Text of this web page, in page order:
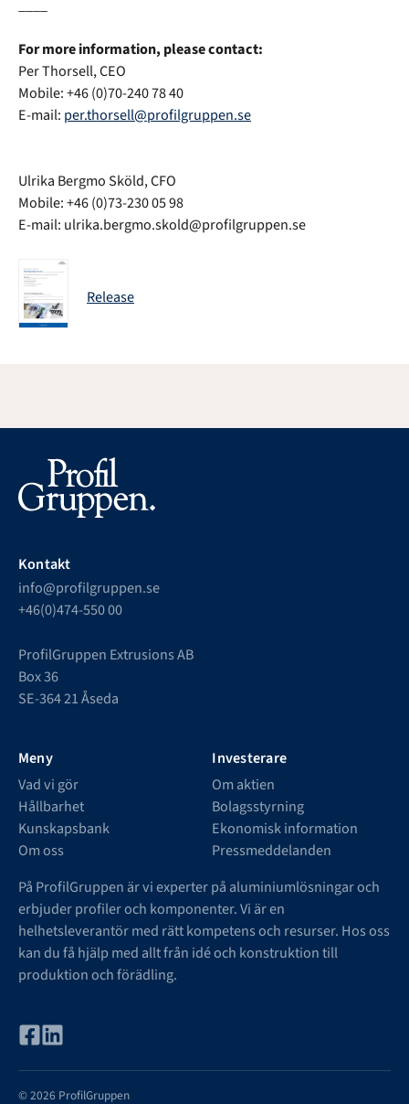
For more information, please contact:
Per Thorsell, CEO
Mobile: +46 (0)70-240 78 40
E-mail: per.thorsell@profilgruppen.se
Ulrika Bergmo Sköld, CFO
Mobile: +46 (0)73-230 05 98
E-mail: ulrika.bergmo.skold@profilgruppen.se
Release
Kontakt
info@profilgruppen.se
+46(0)474-550 00
ProfilGruppen Extrusions AB
Box 36
SE-364 21 Åseda
Meny
Vad vi gör
Hållbarhet
Kunskapsbank
Om oss
Investerare
Om aktien
Bolagsstyrning
Ekonomisk information
Pressmeddelanden
På ProfilGruppen är vi experter på aluminiumlösningar och
erbjuder profiler och komponenter. Vi är en
helhetsleverantör med rätt kompetens och resurser. Hos oss
kan du få hjälp med allt från idé och konstruktion till
produktion och förädling.
© 2026 ProfilGruppen